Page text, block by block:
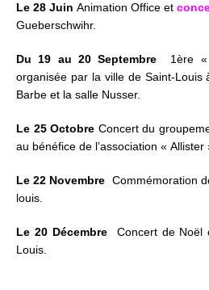
Le 28 Juin Animation Office et
Gueberschwihr.
Du 19 au 20 Septembre
1ère «
organisée par la ville de Saint-Louis
Barbe et la salle Nusser.
Le 25 Octobre Concert du
au bénéfice de l’association « Allister
Le 22 Novembre Commémoration
louis.
Le 20 DécembreConcert de Noël
Louis.